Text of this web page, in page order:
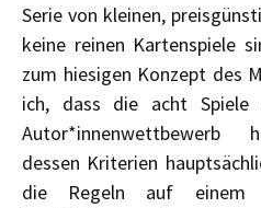
Serie von kleinen,
keine reinen Kartenspiele
zum hiesigen Konzept des
ich, dass die acht Spiele
Autor*innenwettbewerb
dessen Kriterien
die Regeln auf einem